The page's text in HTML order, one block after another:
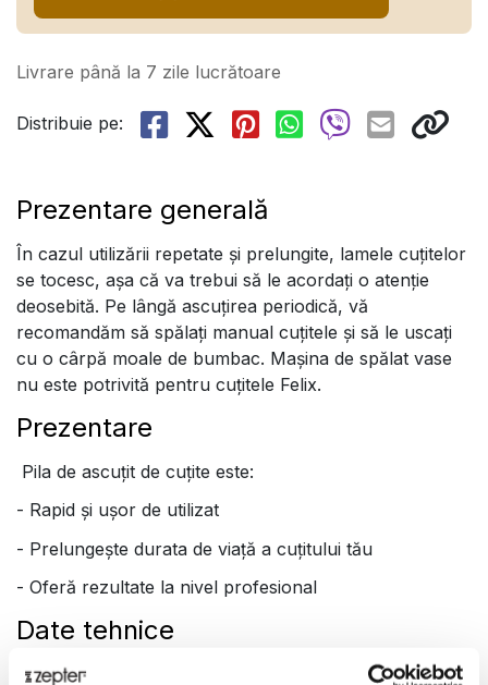
Livrare până la 7 zile lucrătoare
Distribuie pe:
Prezentare generală
În cazul utilizării repetate și prelungite, lamele cuțitelor
se tocesc, așa că va trebui să le acordați o atenție
deosebită. Pe lângă ascuțirea periodică, vă
recomandăm să spălați manual cuțitele și să le uscați
cu o cârpă moale de bumbac. Mașina de spălat vase
nu este potrivită pentru cuțitele Felix.
Prezentare
Pila de ascuțit de cuțite este:
- Rapid și ușor de utilizat
- Prelungește durata de viață a cuțitului tău
- Oferă rezultate la nivel profesional
Date tehnice